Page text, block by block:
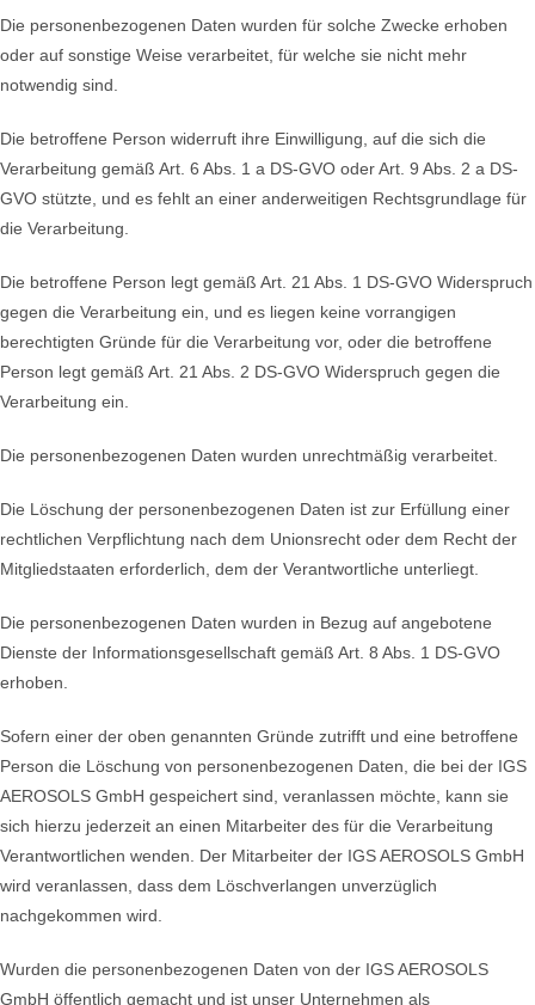
Die personenbezogenen Daten wurden für solche Zwecke erhoben
oder auf sonstige Weise verarbeitet, für welche sie nicht mehr
notwendig sind.
Die betroffene Person widerruft ihre Einwilligung, auf die sich die
Verarbeitung gemäß Art. 6 Abs. 1 a DS-GVO oder Art. 9 Abs. 2 a DS-
GVO stützte, und es fehlt an einer anderweitigen Rechtsgrundlage für
die Verarbeitung.
Die betroffene Person legt gemäß Art. 21 Abs. 1 DS-GVO Widerspruch
gegen die Verarbeitung ein, und es liegen keine vorrangigen
berechtigten Gründe für die Verarbeitung vor, oder die betroffene
Person legt gemäß Art. 21 Abs. 2 DS-GVO Widerspruch gegen die
Verarbeitung ein.
Die personenbezogenen Daten wurden unrechtmäßig verarbeitet.
Die Löschung der personenbezogenen Daten ist zur Erfüllung einer
rechtlichen Verpflichtung nach dem Unionsrecht oder dem Recht der
Mitgliedstaaten erforderlich, dem der Verantwortliche unterliegt.
Die personenbezogenen Daten wurden in Bezug auf angebotene
Dienste der Informationsgesellschaft gemäß Art. 8 Abs. 1 DS-GVO
erhoben.
Sofern einer der oben genannten Gründe zutrifft und eine betroffene
Person die Löschung von personenbezogenen Daten, die bei der IGS
AEROSOLS GmbH gespeichert sind, veranlassen möchte, kann sie
sich hierzu jederzeit an einen Mitarbeiter des für die Verarbeitung
Verantwortlichen wenden. Der Mitarbeiter der IGS AEROSOLS GmbH
wird veranlassen, dass dem Löschverlangen unverzüglich
nachgekommen wird.
Wurden die personenbezogenen Daten von der IGS AEROSOLS
GmbH öffentlich gemacht und ist unser Unternehmen als